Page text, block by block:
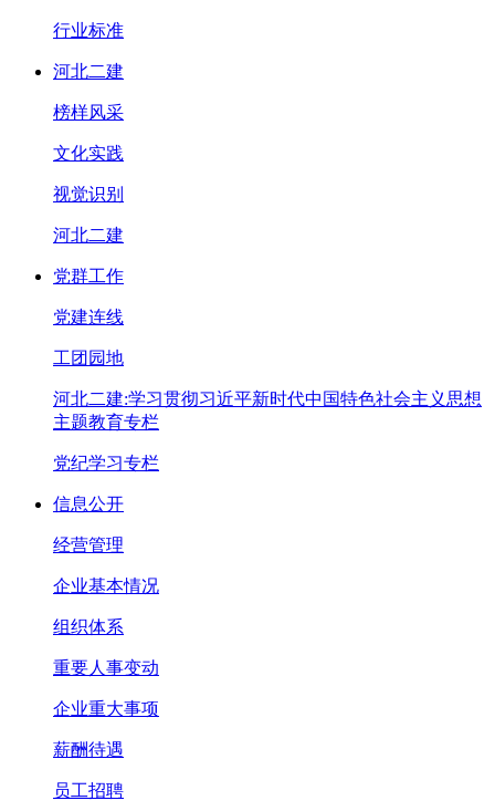
行业标准
河北二建
榜样风采
文化实践
视觉识别
河北二建
党群工作
党建连线
工团园地
河北二建:学习贯彻习近平新时代中国特色社会主义思想
主题教育专栏
党纪学习专栏
信息公开
经营管理
企业基本情况
组织体系
重要人事变动
企业重大事项
薪酬待遇
员工招聘